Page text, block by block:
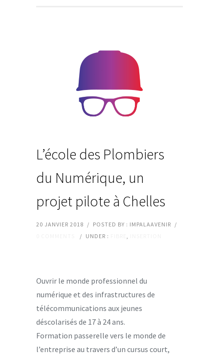
L’école des Plombiers
du Numérique, un
projet pilote à Chelles
20 JANVIER 2018 / POSTED BY : IMPALAAVENIR /
/ UNDER :
Ouvrir le monde professionnel du
numérique et des infrastructures de
télécommunications aux jeunes
déscolarisés de 17 à 24 ans.
Formation passerelle vers le monde de
l’entreprise au travers d’un cursus court,